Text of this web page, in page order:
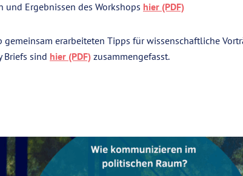
und Ergebnissen des Workshops hier (PDF)
gemeinsam erarbeiteten Tipps für wissenschaftliche
Briefs sind hier (PDF) zusammengefasst.